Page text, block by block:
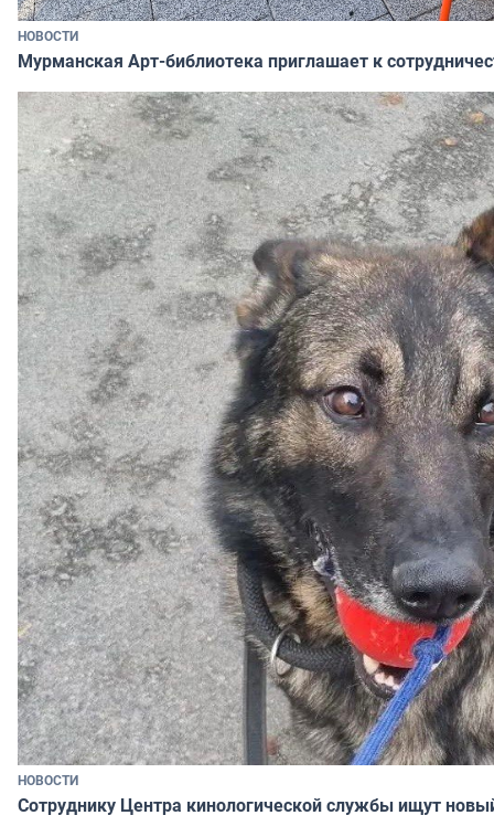
НОВОСТИ
Мурманская Арт-библиотека приглашает к
НОВОСТИ
Сотруднику Центра кинологической службы ищут